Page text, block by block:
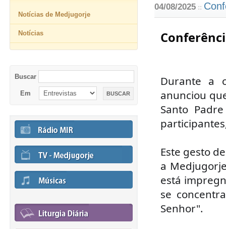
04/08/2025 ::
Durante a
anunciou
Santo
Este gesto
a
está
se
Senhor".
Notícias de Medjugorje
Notícias
Buscar
Em